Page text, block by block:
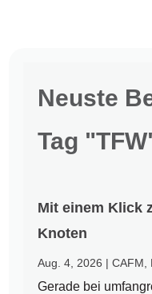
Neuste
Tag
Mit einem Klick
Knoten
Aug. 4, 2026 |CAFM
Gerade bei